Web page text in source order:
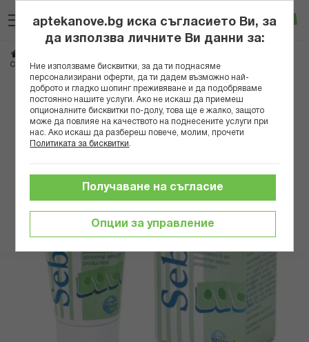
към
съдържанието
Вход
СЕБИНИЛ ГЕЛ-КРЕМ 50МЛ НАТУРФАРМА
Преминете
края
aptekanove.bg иска съгласието Ви, за
да използва личните Ви данни за:
Ние използваме бисквитки, за да ти поднасяме
персонализирани оферти, да ти дадем възможно най-
доброто и гладко шопинг преживяване и да подобряваме
постоянно нашите услуги. Ако не искаш да приемеш
опционалните бисквитки по-долу, това ще е жалко, защото
може да повлияе на качеството на поднесените услуги при
нас. Ако искаш да разбереш повече, молим, прочети
Политиката за бисквитки
Опции за управление
Получаване на съгласие